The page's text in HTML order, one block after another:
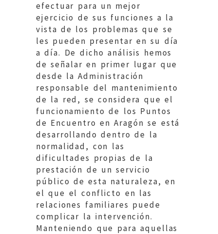
efectuar para un mejor
ejercicio de sus funciones a la
vista de los problemas que se
les pueden presentar en su día
a día. De dicho análisis hemos
de señalar en primer lugar que
desde la Administración
responsable del mantenimiento
de la red, se considera que el
funcionamiento de los Puntos
de Encuentro en Aragón se está
desarrollando dentro de la
normalidad, con las
dificultades propias de la
prestación de un servicio
público de esta naturaleza, en
el que el conflicto en las
relaciones familiares puede
complicar la intervención.
Manteniendo que para aquellas